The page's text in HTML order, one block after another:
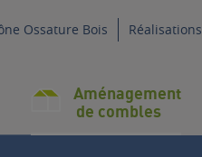
Ossature Bois Réalisations
Aménagement
de combles